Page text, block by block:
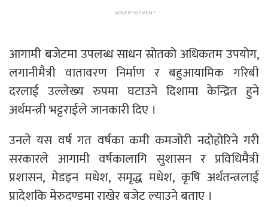
आगामी बजेटमा उपलब्ध साधन स्रोतको अधिकतम उपयोग,
लगानीमैत्री वातावरण निर्माण र बहुआयामिक गरिबी
दरलाई उल्लेख्य रुपमा घटाउने दिशामा केन्द्रित हुने
अर्थमन्त्री भट्टराईले जानकारी दिए ।
उनले यस वर्ष गत वर्षका कमी कमजोरी नदोहोरिने गरी
सरकारले आगामी वर्षकालागि सुशासन र प्रविधिमैत्री
प्रशासन, मेडइन मधेश, समृद्ध मधेश, कृषि अर्थतन्त्रलाई
प्रादेशकि मेरुदण्डमा राखेर बजेट ल्याउने बताए ।